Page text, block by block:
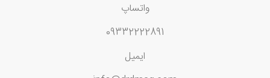
واتساپ
09332222891
ایمیل